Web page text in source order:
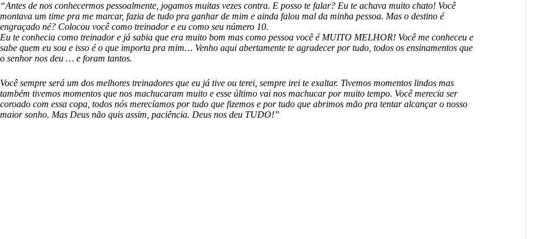
“Antes de nos conhecermos pessoalmente, jogamos muitas vezes contra. E posso te falar? Eu te achava muito chato! Você
montava um time pra me marcar, fazia de tudo pra ganhar de mim e ainda falou mal da minha pessoa. Mas o destino é
engraçado né? Colocou você como treinador e eu como seu número 10.
Eu te conhecia como treinador e já sabia que era muito bom mas como pessoa você é MUITO MELHOR! Você me conheceu e
sabe quem eu sou e isso é o que importa pra mim… Venho aqui abertamente te agradecer por tudo, todos os ensinamentos que
o senhor nos deu … e foram tantos.
Você sempre será um dos melhores treinadores que eu já tive ou terei, sempre irei te exaltar. Tivemos momentos lindos mas
também tivemos momentos que nos machucaram muito e esse último vai nos machucar por muito tempo. Você merecia ser
coroado com essa copa, todos nós merecíamos por tudo que fizemos e por tudo que abrimos mão pra tentar alcançar o nosso
maior sonho. Mas Deus não quis assim, paciência. Deus nos deu TUDO!”